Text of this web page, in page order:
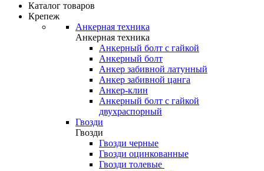
Каталог товаров
Крепеж
Анкерная техника
Анкерная техника
Анкерный болт с гайкой
Анкерный болт
Анкер забивной латунный
Анкер забивной цанга
Анкер-клин
Анкерный болт с гайкой
двухраспорный
Гвозди
Гвозди
Гвозди черные
Гвозди оцинкованные
Гвозди толевые